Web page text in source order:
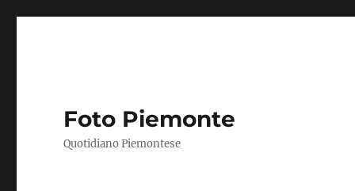
Foto Piemonte
Quotidiano Piemontese